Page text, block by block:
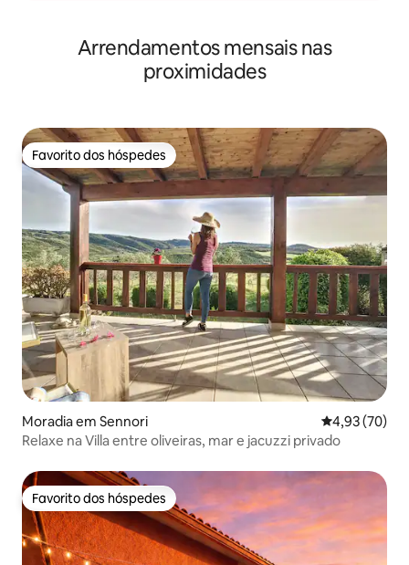
Arrendamentos mensais nas
proximidades
Favorito dos hóspedes
Favorito dos hóspedes
Moradia em Sennori Classificação
4,93 (70)
Relaxe na Villa entre oliveiras, mar e jacuzzi privado
Favorito dos hóspedes
Favorito dos hóspedes